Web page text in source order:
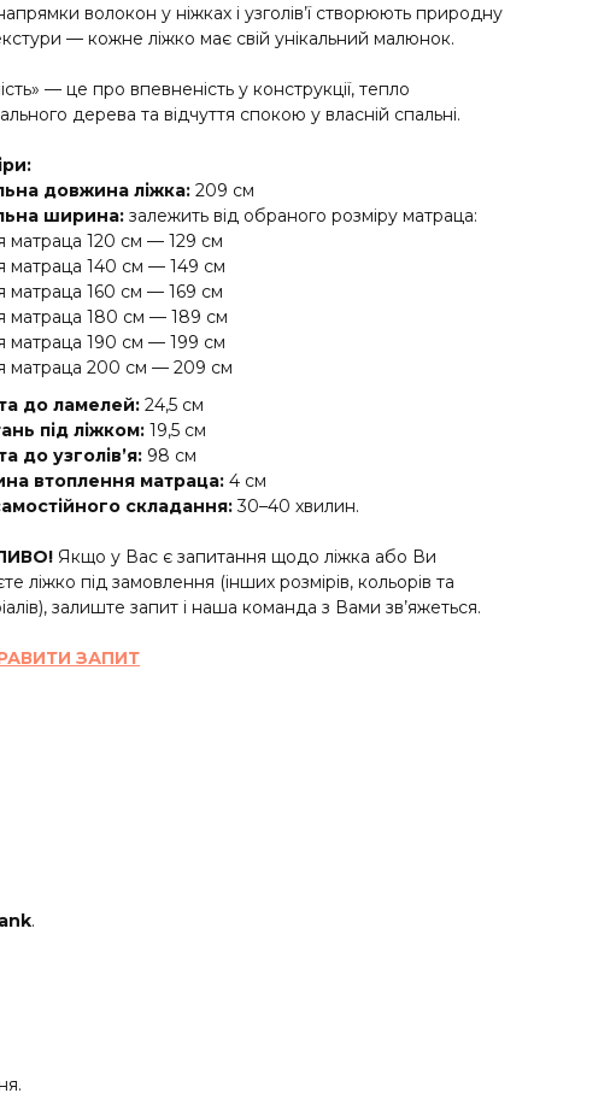
напрямки волокон у ніжках і узголів’ї створюють природну
— кожне ліжко має свій унікальний малюнок.
— це про впевненість у конструкції, тепло
дерева та відчуття спокою у власній спальні.
довжина ліжка: 209 см
ширина: залежить від обраного розміру матраца:
матраца 120 см — 129 см
матраца 140 см — 149 см
матраца 160 см — 169 см
матраца 180 см — 189 см
матраца 190 см — 199 см
матраца 200 см — 209 см
до ламелей: 24,5 см
під ліжком: 19,5 см
до узголів’я: 98 см
втоплення матраца: 4 см
складання:30–40 хвилин.
Якщо у Вас є запитання щодо ліжка або Ви
ліжко під замовлення (інших розмірів, кольорів та
залиште запит і наша команда з Вами зв’яжеться.
ЗАПИТ
.